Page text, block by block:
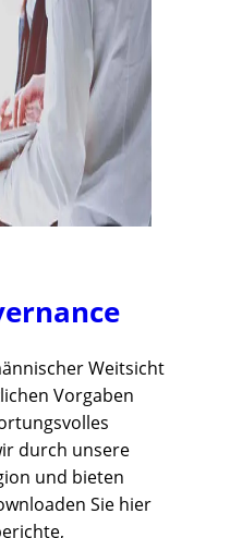
Weitsicht
Vorgaben
durch unsere
und bieten
Sie hier